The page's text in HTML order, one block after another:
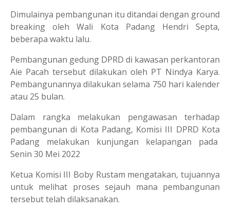
Dimulainya pembangunan itu ditandai dengan ground
breaking oleh Wali Kota Padang Hendri Septa,
beberapa waktu lalu.
Pembangunan gedung DPRD di kawasan perkantoran
Aie Pacah tersebut dilakukan oleh PT Nindya Karya.
Pembangunannya dilakukan selama 750 hari kalender
atau 25 bulan.
Dalam rangka melakukan pengawasan terhadap
pembangunan di Kota Padang, Komisi III DPRD Kota
Padang melakukan kunjungan kelapangan pada
Senin 30 Mei 2022
Ketua Komisi III Boby Rustam mengatakan, tujuannya
untuk melihat proses sejauh mana pembangunan
tersebut telah dilaksanakan.